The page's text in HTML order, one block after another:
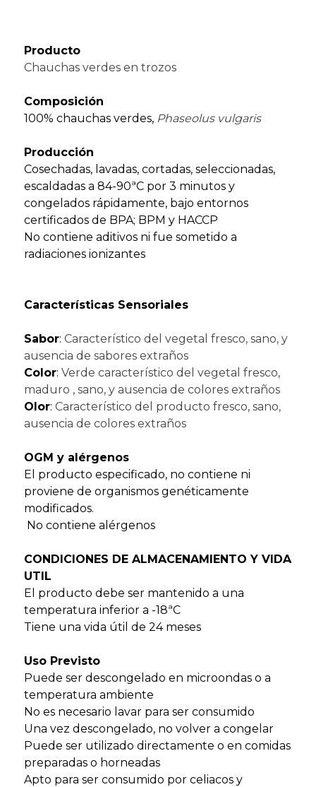
Producto
Chauchas verdes en trozos
Composición
100% chauchas verdes, Phaseolus vulgaris
Producción
Cosechadas, lavadas, cortadas, seleccionadas,
escaldadas a 84-90ªC por 3 minutos y
congelados rápidamente, bajo entornos
certificados de BPA; BPM y HACCP
No contiene aditivos ni fue sometido a
radiaciones ionizantes
Características Sensoriales
Sabor: Característico del vegetal fresco, sano, y
ausencia de sabores extraños
Color: Verde característico del vegetal fresco,
maduro , sano, y ausencia de colores extraños
Olor: Característico del producto fresco, sano,
ausencia de colores extraños
OGM y alérgenos
El producto especificado, no contiene ni
proviene de organismos genéticamente
modificados.
No contiene alérgenos
CONDICIONES DE ALMACENAMIENTO Y VIDA
UTIL
El producto debe ser mantenido a una
temperatura inferior a -18ªC
Tiene una vida útil de 24 meses
Uso Previsto
Puede ser descongelado en microondas o a
temperatura ambiente
No es necesario lavar para ser consumido
Una vez descongelado, no volver a congelar
Puede ser utilizado directamente o en comidas
preparadas o horneadas
Apto para ser consumido por celiacos y